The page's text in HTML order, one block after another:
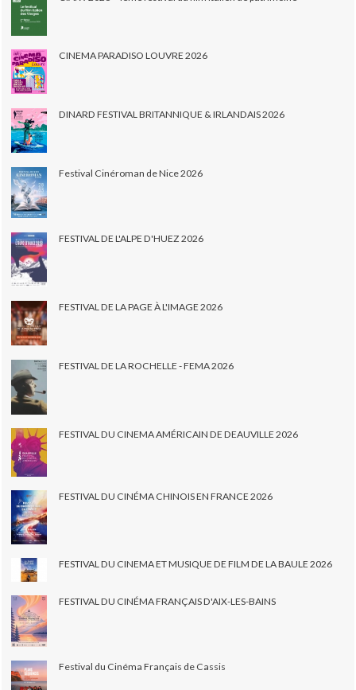
CINEMA PARADISO LOUVRE 2026
DINARD FESTIVAL BRITANNIQUE & IRLANDAIS 2026
Festival Cinéroman de Nice 2026
FESTIVAL DE L'ALPE D'HUEZ 2026
FESTIVAL DE LA PAGE À L'IMAGE 2026
FESTIVAL DE LA ROCHELLE - FEMA 2026
FESTIVAL DU CINEMA AMÉRICAIN DE DEAUVILLE 2026
FESTIVAL DU CINÉMA CHINOIS EN FRANCE 2026
FESTIVAL DU CINEMA ET MUSIQUE DE FILM DE LA BAULE 2026
FESTIVAL DU CINÉMA FRANÇAIS D'AIX-LES-BAINS
Festival du Cinéma Français de Cassis